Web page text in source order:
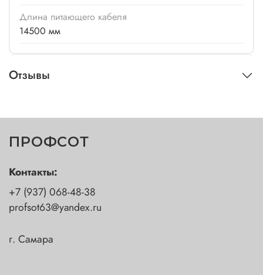
Длина питающего кабеля
14500 мм
Отзывы
ПРОФСОТ
Контакты:
+7 (937) 068-48-38
profsot63@yandex.ru
г. Самара